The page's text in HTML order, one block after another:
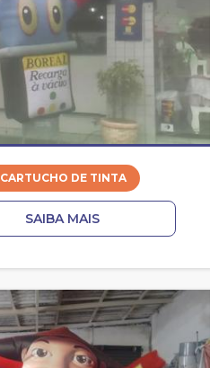
CARTUCHO DE TINTA
SAIBA MAIS